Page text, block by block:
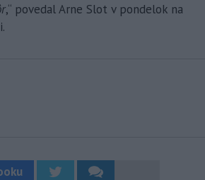
,“ povedal Arne Slot v pondelok na